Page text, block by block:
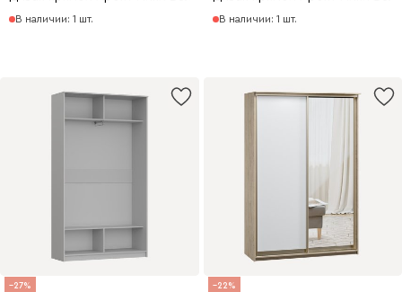
В наличии: 1 шт. В наличии: 1 шт.
27 22